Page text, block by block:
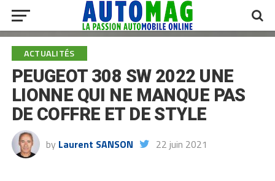
ACTUALITÉS
PEUGEOT 308 SW 2022 UNE
LIONNE QUI NE MANQUE PAS
DE COFFRE ET DE STYLE
by Laurent SANSON 22 juin 2021